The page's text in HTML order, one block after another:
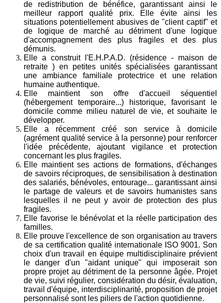
de redistribution de bénéfice, garantissant ainsi le
meilleur rapport qualité prix. Elle évite ainsi les
situations potentiellement abusives de "client captif" et
de logique de marché au détriment d'une logique
d'accompagnement des plus fragiles et des plus
démunis.
Elle a construit l'E.H.P.A.D. (résidence - maison de
retraite ) en petites unités spécialisées garantissant
une ambiance familiale protectrice et une relation
humaine authentique.
Elle maintient son offre d'accueil séquentiel
(hébergement temporaire...) historique, favorisant le
domicile comme milieu naturel de vie, et souhaite le
développer.
Elle a récemment créé son service à domicile
(agrément qualité service à la personne) pour renforcer
l'idée précédente, ajoutant vigilance et protection
concernant les plus fragiles.
Elle maintient ses actions de formations, d'échanges
de savoirs réciproques, de sensibilisation à destination
des salariés, bénévoles, entourage... garantissant ainsi
le partage de valeurs et de savoirs humanistes sans
lesquelles il ne peut y avoir de protection des plus
fragiles.
Elle favorise le bénévolat et la réelle participation des
familles.
Elle prouve l'excellence de son organisation au travers
de sa certification qualité internationale ISO 9001. Son
choix d'un travail en équipe multidisciplinaire prévient
le danger d'un "aidant unique" qui imposerait son
propre projet au détriment de la personne âgée. Projet
de vie, suivi régulier, considération du désir, évaluation,
travail d'équipe, interdisciplinarité, proposition de projet
personnalisé sont les piliers de l'action quotidienne.